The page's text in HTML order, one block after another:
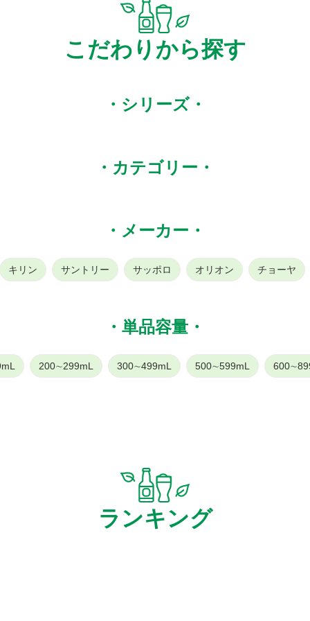
こだわりから探す
・シリーズ・
・カテゴリー・
・メーカー・
キリン サントリー サッポロ オリオン チョーヤ
・単品容量・
200∼299mL 300∼499mL 500∼599mL
ランキング